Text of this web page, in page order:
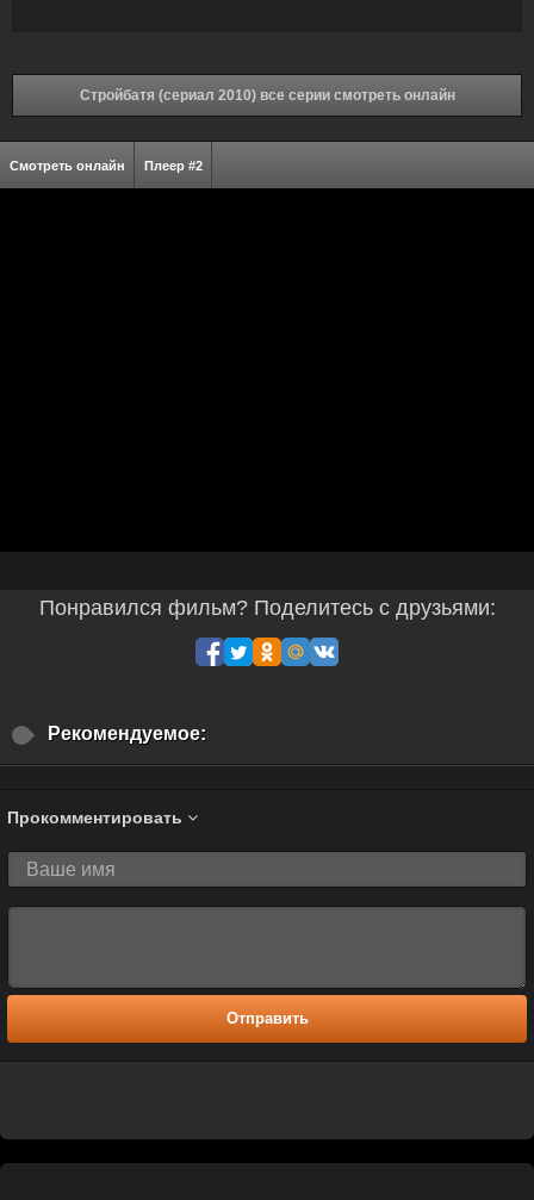
Стройбатя (сериал 2010) все серии смотреть онлайн
Смотреть онлайн Плеер #2
Понравился фильм? Поделитесь с друзьями:
Рекомендуемое:
Прокомментировать
Отправить